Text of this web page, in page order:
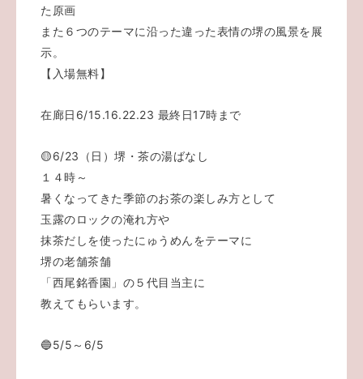
た原画
また６つのテーマに沿った違った表情の堺の風景を展
示。
【入場無料】
在廊日6/15.16.22.23 最終日17時まで
🟡6/23（日）堺・茶の湯ばなし
１４時～
暑くなってきた季節のお茶の楽しみ方として
玉露のロックの淹れ方や
抹茶だしを使ったにゅうめんをテーマに
堺の老舗茶舗
「西尾銘香園」の５代目当主に
教えてもらいます。
🔵5/5～6/5